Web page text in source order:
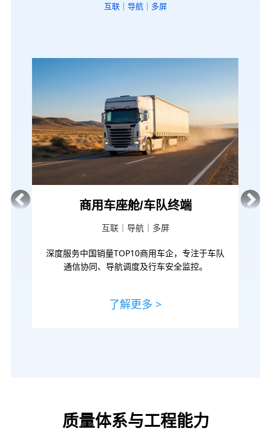
互联｜导航｜多屏
商用车座舱/车队终端
互联｜导航｜多屏
深度服务中国销量TOP10商用车企，专注于车队
通信协同、导航调度及行车安全监控。
了解更多 >
质量体系与工程能力